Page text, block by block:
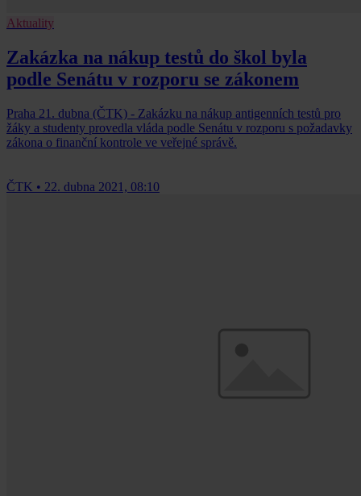
Aktuality
Zakázka na nákup testů do škol byla
podle Senátu v rozporu se zákonem
Praha 21. dubna (ČTK) - Zakázku na nákup antigenních testů pro
žáky a studenty provedla vláda podle Senátu v rozporu s požadavky
zákona o finanční kontrole ve veřejné správě.
ČTK • 22. dubna 2021, 08:10